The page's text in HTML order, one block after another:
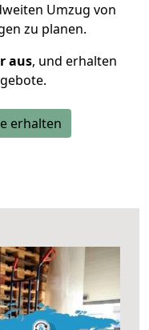
Umzug von
zu planen.
aus, und erhalten
erhalten